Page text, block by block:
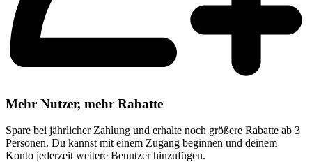
Mehr Nutzer, mehr Rabatte
Spare bei jährlicher Zahlung und erhalte noch größere Rabatte ab 3
Personen. Du kannst mit einem Zugang beginnen und deinem
Konto jederzeit weitere Benutzer hinzufügen.